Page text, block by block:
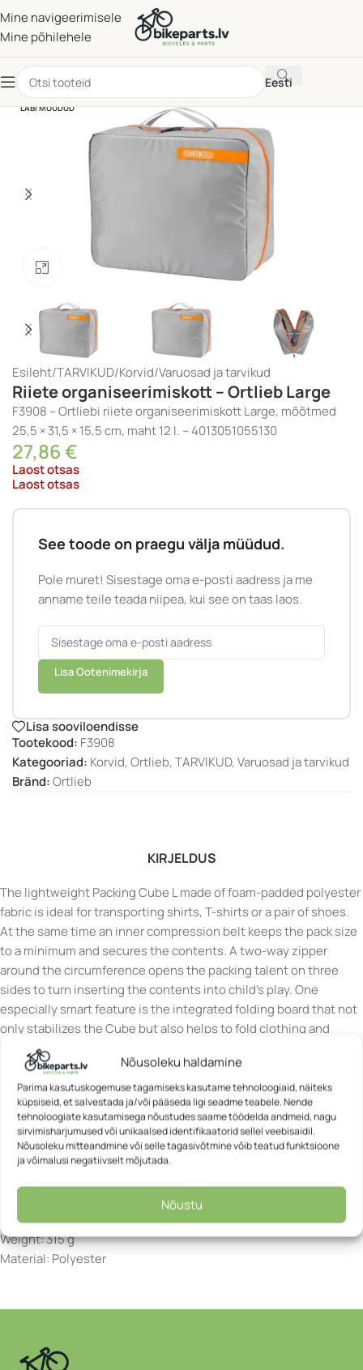
Nõusoleku haldamine
Parima kasutuskogemuse tagamiseks kasutame tehnoloogiaid, näiteks
küpsiseid, et salvestada ja/või pääseda ligi seadme teabele. Nende
tehnoloogiate kasutamisega nõustudes saame töödelda andmeid, nagu
sirvimisharjumused või unikaalsed identifikaatorid sellel veebisaidil.
Nõusoleku mitteandmine või selle tagasivõtmine võib teatud funktsioone
ja võimalusi negatiivselt mõjutada.
Nõustu
Mine navigeerimisele
Mine põhilehele
Eesti
LÄBI MÜÜDUD
Klõpsake suurendamiseks
Esileht/TARVIKUD/Korvid/Varuosad ja tarvikud
Riiete organiseerimiskott – Ortlieb Large
F3908 – Ortliebi riiete organiseerimiskott Large, mõõtmed
25,5 × 31,5 × 15,5 cm, maht 12 l. – 4013051055130
27,86€
Laost otsas
Laost otsas
See toode on praegu välja müüdud.
Pole muret! Sisestage oma e-posti aadress ja me
anname teile teada niipea, kui see on taas laos.
Lisa Ootenimekirja
Lisa sooviloendisse
Tootekood: F3908
Kategooriad: Korvid,Ortlieb,TARVIKUD,Varuosad ja tarvikud
Bränd:Ortlieb
KIRJELDUS
The lightweight Packing Cube L made of foam-padded polyester
fabric is ideal for transporting shirts, T-shirts or a pair of shoes.
At the same time an inner compression belt keeps the pack size
to a minimum and secures the contents. A two-way zipper
around the circumference opens the packing talent on three
sides to turn inserting the contents into child’s play. One
especially smart feature is the integrated folding board that not
only stabilizes the Cube but also helps to fold clothing and
transport it crease-free. Whether on holiday, camping trip or bike
tour, the Packing Cube is the ideal choice for any adventure and
any bag and also helps to keep your luggage well organized and
tidy inside.
Specifications:
Height: 25.5 cm
Volume: 12 L
Weight: 315 g
Material: Polyester